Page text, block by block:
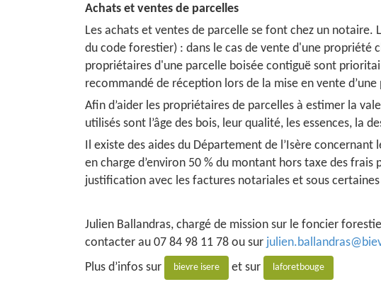
Achats et ventes de parcelles
Les achats et ventes de parcelle se font chez un
du code forestier) : dans le cas de vente d'une propriété
propriétaires d'une parcelle boisée contiguë sont
recommandé de réception lors de la mise en vente
Afin d’aider les propriétaires de parcelles à estimer la
utilisés sont l’âge des bois, leur qualité, les essences, la
Il existe des aides du Département de l’Isère
en charge d’environ 50 % du montant hors taxe des
justification avec les factures notariales et sous
Julien Ballandras, chargé de mission sur le foncier
contacter au 07 84 98 11 78 ou sur
Plus d’infos sur
bievre isere et sur laforetbouge